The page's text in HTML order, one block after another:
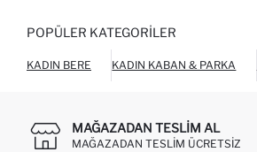
POPÜLER KATEGORILER
KADIN BERE KADIN KABAN & PARKA
MAĞAZADAN TESLIM AL
MAĞAZADAN TESLIM ÜCRETSIZ